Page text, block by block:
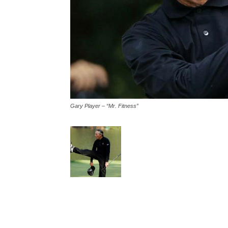
Gary Player – “Mr. Fitness”